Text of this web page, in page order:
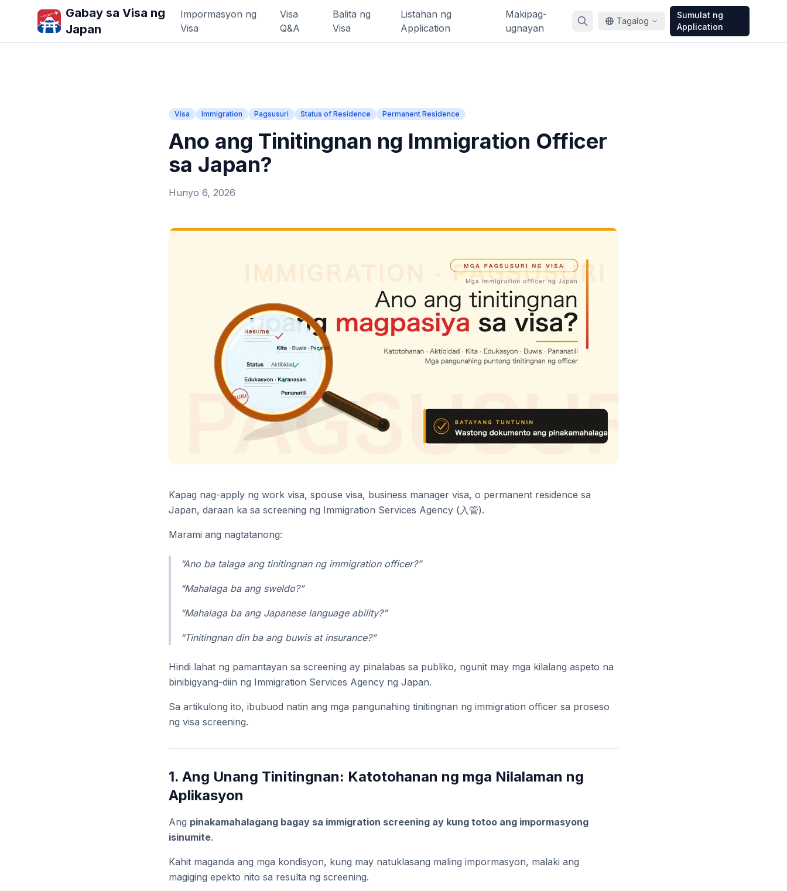
Gabay sa Visa ng
Japan
Impormasyon ng
Visa
Visa
Q&A
Balita ng
Visa
Listahan ng
Application
Makipag-
ugnayan
Tagalog
Sumulat ng
Application
Visa Immigration Pagsusuri Status of Residence Permanent Residence
Ano ang Tinitingnan ng Immigration Officer
sa Japan?
Hunyo 6, 2026
Kapag nag-apply ng work visa, spouse visa, business manager visa, o permanent residence sa
Japan, daraan ka sa screening ng Immigration Services Agency (入管).
Marami ang nagtatanong:
“Ano ba talaga ang tinitingnan ng immigration officer?”
“Mahalaga ba ang sweldo?”
“Mahalaga ba ang Japanese language ability?”
“Tinitingnan din ba ang buwis at insurance?”
Hindi lahat ng pamantayan sa screening ay pinalabas sa publiko, ngunit may mga kilalang aspeto na
binibigyang-diin ng Immigration Services Agency ng Japan.
Sa artikulong ito, ibubuod natin ang mga pangunahing tinitingnan ng immigration officer sa proseso
ng visa screening.
1. Ang Unang Tinitingnan: Katotohanan ng mga Nilalaman ng
Aplikasyon
Ang pinakamahalagang bagay sa immigration screening ay kung totoo ang impormasyong
isinumite.
Kahit maganda ang mga kondisyon, kung may natuklasang maling impormasyon, malaki ang
magiging epekto nito sa resulta ng screening.